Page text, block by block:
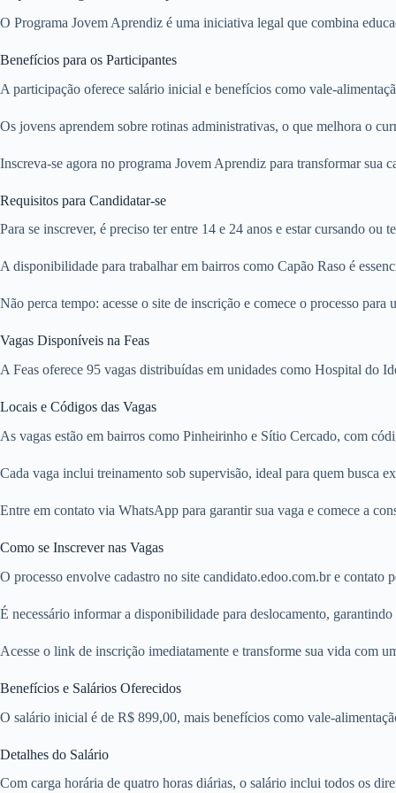
O Programa Jovem Aprendiz é uma iniciativa legal que combina
Benefícios para os Participantes
A participação oferece salário inicial e benefícios como vale-
Os jovens aprendem sobre rotinas administrativas, o que melhora o
Inscreva-se agora no programa Jovem Aprendiz para transformar sua
Requisitos para Candidatar-se
Para se inscrever, é preciso ter entre 14 e 24 anos e estar cursando ou
A disponibilidade para trabalhar em bairros como Capão Raso é
Não perca tempo: acesse o site de inscrição e comece o processo
Vagas Disponíveis na Feas
A Feas oferece 95 vagas distribuídas em unidades como Hospital do
Locais e Códigos das Vagas
As vagas estão em bairros como Pinheirinho e Sítio Cercado, com
Cada vaga inclui treinamento sob supervisão, ideal para quem busca
Entre em contato via WhatsApp para garantir sua vaga e comece a
Como se Inscrever nas Vagas
O processo envolve cadastro no site candidato.edoo.com.br e contato
É necessário informar a disponibilidade para deslocamento,
Acesse o link de inscrição imediatamente e transforme sua vida com
Benefícios e Salários Oferecidos
O salário inicial é de R$ 899,00, mais benefícios como vale-
Detalhes do Salário
Com carga horária de quatro horas diárias, o salário inclui todos os